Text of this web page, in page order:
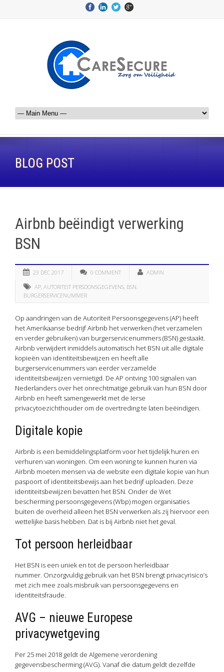
BLOG POST
Airbnb beëindigt verwerking
BSN
23 DEC 2017 0 COMMENT
ADMIN
AP, AUTORITEIT PERSOONSGEGEVENS, BSN,
BURGERSERVICENUMMER
Op aandringen van de Autoriteit Persoonsgegevens (AP) heeft
het Amerikaanse bedrijf Airbnb het verwerken (het verzamelen
en verder gebruiken) van burgerservicenummers (BSN) gestaakt.
Airbnb verwijdert inmiddels automatisch het BSN uit alle digitale
kopieën van identiteitsbewijzen en heeft alle
burgerservicenummers van eerder verzamelde
identiteitsbewijzen vernietigd. De AP ontving 100 signalen van
Nederlanders over het onrechtmatige gebruik van hun BSN door
Airbnb en heeft samengewerkt met de Ierse
privacytoezichthouder om de overtreding te laten beëindigen.
Digitale kopie
Airbnb is een bemiddelingsplatform voor het tijdelijk huren en
verhuren van woningen. Om een woning te kunnen huren via
Airbnb moeten mensen via de website een digitale kopie van hun
paspoort of identiteitsbewijs aan het bedrijf uploaden. Deze
identiteitsbewijzen bevatten het BSN. Onder de Wet
bescherming persoonsgegevens (Wbp) mogen organisaties
buiten de overheid alleen het BSN verwerken als zij hiervoor een
wettelijke basis hebben. Dat is bij Airbnb niet het geval.
Tot persoon herleidbaar
Het BSN is een uniek en tot de persoon herleidbaar
nummer. Onzorgvuldig gebruik van het BSN brengt privacyrisico’s
met zich mee zoals misbruik van persoonsgegevens en
identiteitsfraude.
AVG – nieuwe Europese
privacywetgeving
Per 25 mei 2018 geldt de Algemene verordening
gegevensbescherming (AVG). Vanaf die datum geldt dezelfde